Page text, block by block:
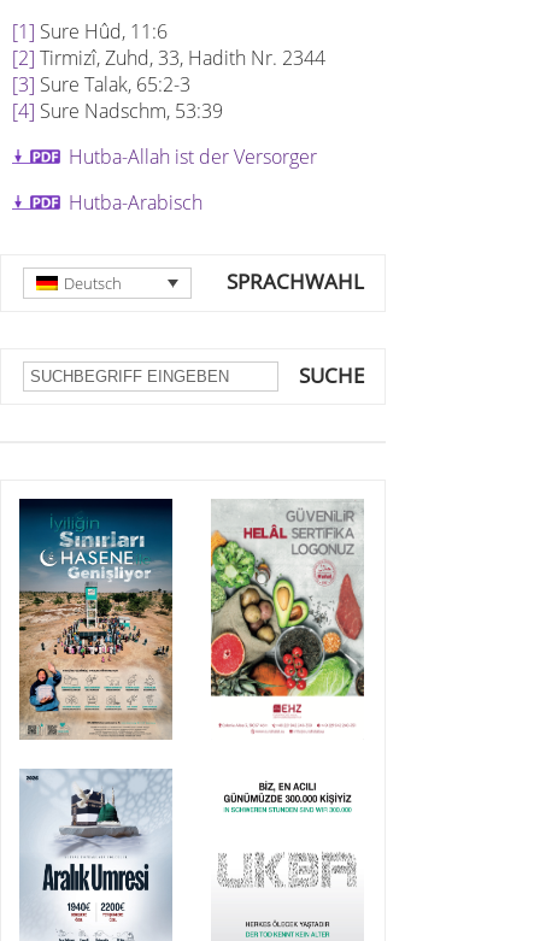
[1] Sure Hûd, 11:6
[2] Tirmizî, Zuhd, 33, Hadith Nr. 2344
[3] Sure Talak, 65:2-3
[4] Sure Nadschm, 53:39
Hutba-Allah ist der Versorger
Hutba-Arabisch
SPRACHWAHL
Deutsch
SUCHE